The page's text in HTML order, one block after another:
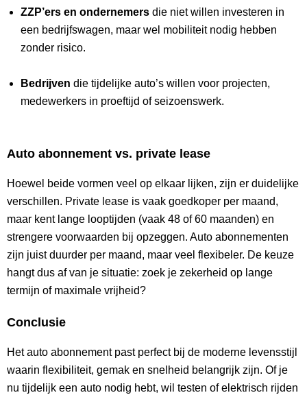
ZZP’ers en ondernemers die niet willen investeren in
een bedrijfswagen, maar wel mobiliteit nodig hebben
zonder risico.
Bedrijven die tijdelijke auto’s willen voor projecten,
medewerkers in proeftijd of seizoenswerk.
Auto abonnement vs. private lease
Hoewel beide vormen veel op elkaar lijken, zijn er duidelijke
verschillen. Private lease is vaak goedkoper per maand,
maar kent lange looptijden (vaak 48 of 60 maanden) en
strengere voorwaarden bij opzeggen. Auto abonnementen
zijn juist duurder per maand, maar veel flexibeler. De keuze
hangt dus af van je situatie: zoek je zekerheid op lange
termijn of maximale vrijheid?
Conclusie
Het auto abonnement past perfect bij de moderne levensstijl
waarin flexibiliteit, gemak en snelheid belangrijk zijn. Of je
nu tijdelijk een auto nodig hebt, wil testen of elektrisch rijden